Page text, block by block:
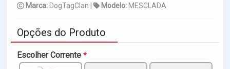
Marca: DogTagClan | Modelo: MESCLADA
Opções do Produto
Escolher Corrente *